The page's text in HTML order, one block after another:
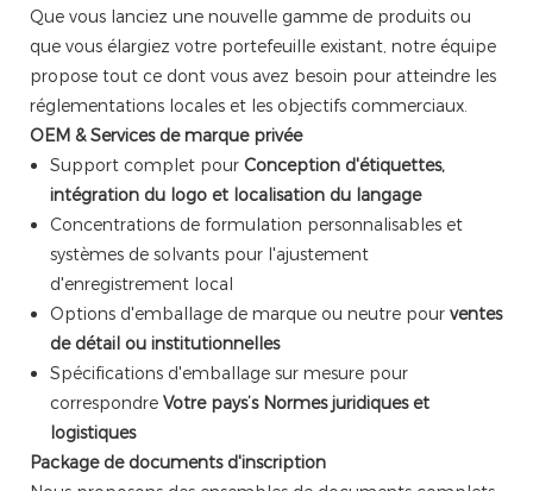
Que vous lanciez une nouvelle gamme de produits ou
que vous élargiez votre portefeuille existant, notre équipe
propose tout ce dont vous avez besoin pour atteindre les
réglementations locales et les objectifs commerciaux.
OEM & Services de marque privée
Support complet pour Conception d'étiquettes,
intégration du logo et localisation du langage
Concentrations de formulation personnalisables et
systèmes de solvants pour l'ajustement
d'enregistrement local
Options d'emballage de marque ou neutre pour ventes
de détail ou institutionnelles
Spécifications d'emballage sur mesure pour
correspondre Votre pays’s Normes juridiques et
logistiques
Package de documents d'inscription